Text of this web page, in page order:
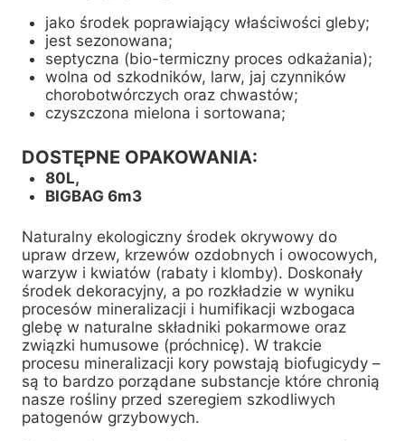
jako środek poprawiający właściwości gleby;
jest sezonowana;
septyczna (bio-termiczny proces odkażania);
wolna od szkodników, larw, jaj czynników
chorobotwórczych oraz chwastów;
czyszczona mielona i sortowana;
DOSTĘPNE OPAKOWANIA:
80L,
BIGBAG 6m3
Naturalny ekologiczny środek okrywowy do
upraw drzew, krzewów ozdobnych i owocowych,
warzyw i kwiatów (rabaty i klomby). Doskonały
środek dekoracyjny, a po rozkładzie w wyniku
procesów mineralizacji i humifikacji wzbogaca
glebę w naturalne składniki pokarmowe oraz
związki humusowe (próchnicę). W trakcie
procesu mineralizacji kory powstają biofugicydy –
są to bardzo porządane substancje które chronią
nasze rośliny przed szeregiem szkodliwych
patogenów grzybowych.